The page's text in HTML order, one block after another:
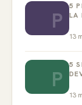
P
5
LA
13
P
5
13